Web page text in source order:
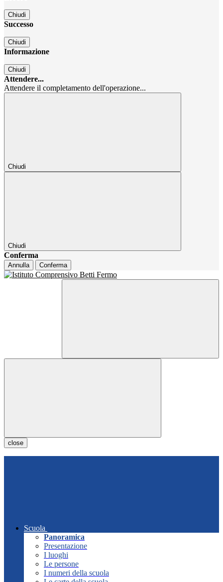
Chiudi
Successo
Chiudi
Informazione
Chiudi
Attendere...
Attendere il completamento dell'operazione...
Chiudi
Chiudi
Conferma
Annulla Conferma
close
Scuola
Panoramica
Presentazione
I luoghi
Le persone
I numeri della scuola